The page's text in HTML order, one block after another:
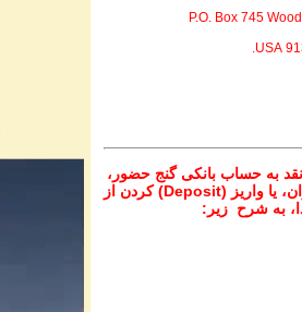
P.O. Box 745
به حساب بانکی گنج حضور،
از تمام نقاط دنیا غیر از ایران، یا واریز (Deposit) کردن از
به شرح زیر: